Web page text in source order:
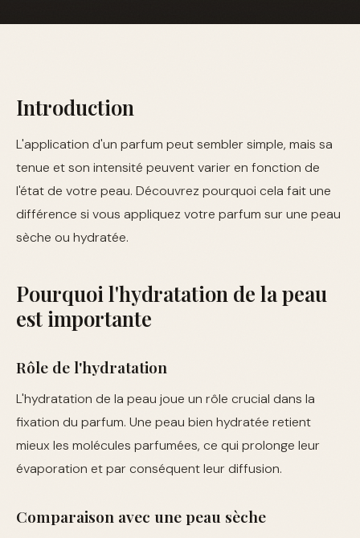
Introduction
L'application d'un parfum peut sembler simple, mais sa
tenue et son intensité peuvent varier en fonction de
l'état de votre peau. Découvrez pourquoi cela fait une
différence si vous appliquez votre parfum sur une peau
sèche ou hydratée.
Pourquoi l'hydratation de la peau
est importante
Rôle de l'hydratation
L'hydratation de la peau joue un rôle crucial dans la
fixation du parfum. Une peau bien hydratée retient
mieux les molécules parfumées, ce qui prolonge leur
évaporation et par conséquent leur diffusion.
Comparaison avec une peau sèche